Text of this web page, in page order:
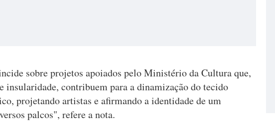
sobre projetos apoiados pelo Ministério da Cultura que,
insularidade, contribuem para a dinamização do tecido
projetando artistas e afirmando a identidade de um
palcos", refere a nota.